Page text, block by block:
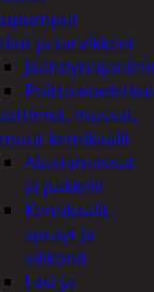
ja tarvikkeet
Polttoaineletkut
massat,
kemikaalit
Alustamassat
ja pakkelit
Kemikaalit,
sprayt ja
silikonit
Lasi ja